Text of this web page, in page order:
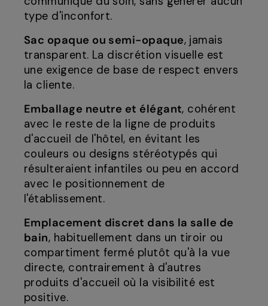
type d'inconfort.
Sac opaque ou semi-opaque, jamais
transparent. La discrétion visuelle est
une exigence de base de respect envers
la cliente.
Emballage neutre et élégant, cohérent
avec le reste de la ligne de produits
d'accueil de l'hôtel, en évitant les
couleurs ou designs stéréotypés qui
résulteraient infantiles ou peu en accord
avec le positionnement de
l'établissement.
Emplacement discret dans la salle de
bain, habituellement dans un tiroir ou
compartiment fermé plutôt qu'à la vue
directe, contrairement à d'autres
produits d'accueil où la visibilité est
positive.